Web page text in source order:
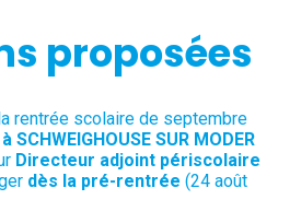
proposées
rentrée scolaire de septembre
SCHWEIGHOUSE SUR MODER
Directeur adjoint périscolaire
dès la pré-rentrée (24 août